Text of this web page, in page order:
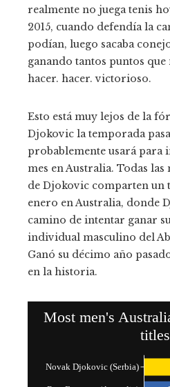
realmente no juega tenis
2015, cuando defendía la
podían, luego sacaba
ganando tantos puntos que
hacer. hacer. victorioso.
Esto está muy lejos de la
Djokovic la temporada
probablemente usará para
mes en Australia. Todas
de Djokovic comparten un
enero en Australia, donde
camino de intentar ganar
individual masculino del
Ganó su décimo año
en la historia.